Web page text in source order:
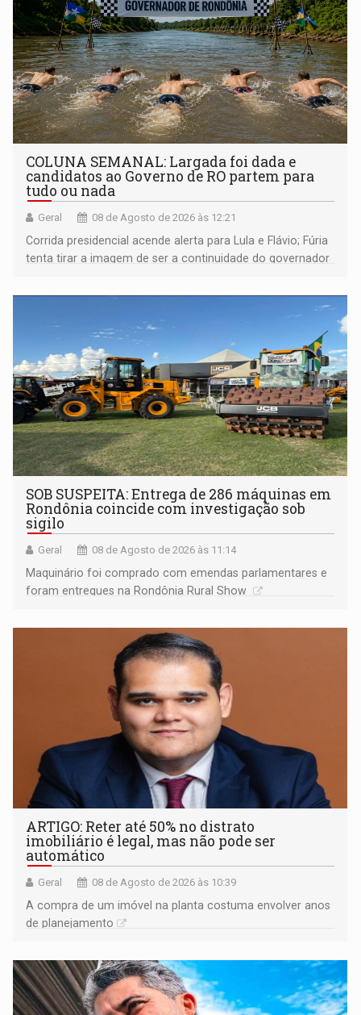
COLUNA SEMANAL: Largada foi dada e
candidatos ao Governo de RO partem para
tudo ou nada
Geral 08 de Agosto de 2026 às 12:21
Corrida presidencial acende alerta para Lula e Flávio; Fúria
tenta tirar a imagem de ser a continuidade do governador
não ter entrado no modo eleição; ABAV faz evento em
SOB SUSPEITA: Entrega de 286 máquinas em
Rondônia coincide com investigação sob
sigilo
Geral 08 de Agosto de 2026 às 11:14
Maquinário foi comprado com emendas parlamentares e
foram entregues na Rondônia Rural Show
ARTIGO: Reter até 50% no distrato
imobiliário é legal, mas não pode ser
automático
Geral 08 de Agosto de 2026 às 10:39
A compra de um imóvel na planta costuma envolver anos
de planejamento